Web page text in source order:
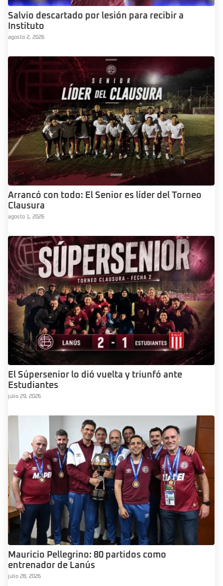
Salvio descartado por lesión para recibir a
Instituto
agosto 2, 2026
Arrancó con todo: El Senior es líder del Torneo
Clausura
agosto 1, 2026
El Súpersenior lo dió vuelta y triunfó ante
Estudiantes
julio 29, 2026
Mauricio Pellegrino: 80 partidos como
entrenador de Lanús
julio 28, 2026